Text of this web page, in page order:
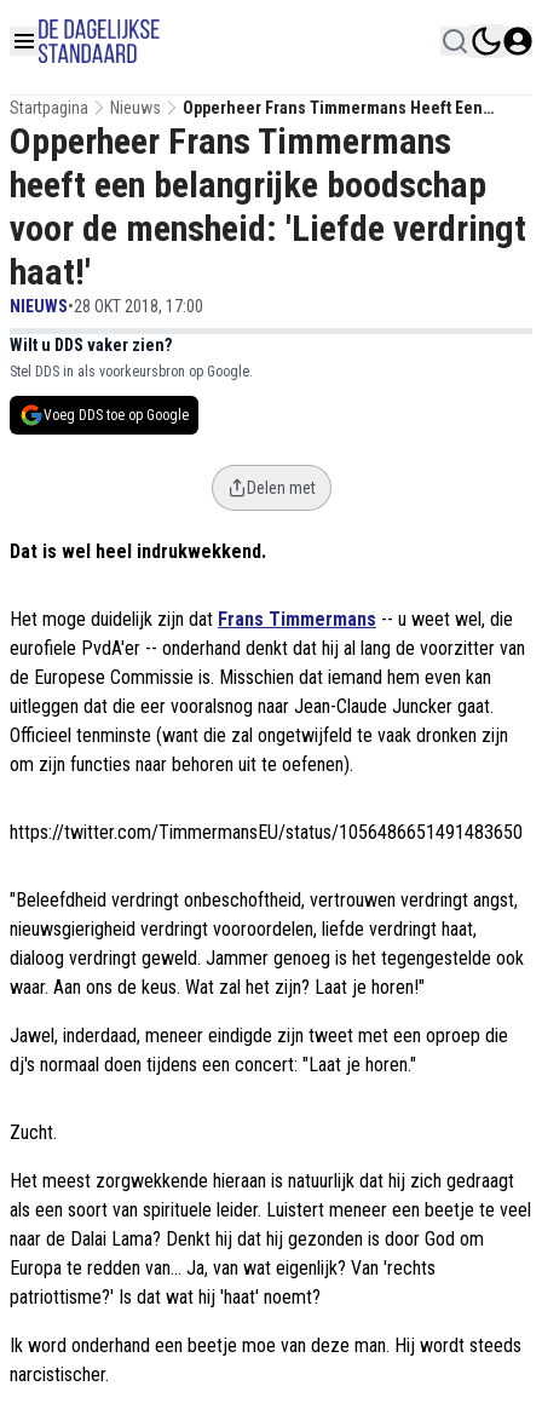
Startpagina Nieuws
Opperheer Frans Timmermans Heeft Een
Belangrijke Boodschap Voor De Mensheid:
'Liefde Verdringt Haat!'
Opperheer Frans Timmermans
heeft een belangrijke boodschap
voor de mensheid: 'Liefde verdringt
haat!'
NIEUWS•28 OKT 2018, 17:00
Wilt u DDS vaker zien?
Stel DDS in als voorkeursbron op Google.
Voeg DDS toe op Google
Delen met
Dat is wel heel indrukwekkend.
Het moge duidelijk zijn dat Frans Timmermans -- u weet wel, die
eurofiele PvdA'er -- onderhand denkt dat hij al lang de voorzitter van
de Europese Commissie is. Misschien dat iemand hem even kan
uitleggen dat die eer vooralsnog naar Jean-Claude Juncker gaat.
Officieel tenminste (want die zal ongetwijfeld te vaak dronken zijn
om zijn functies naar behoren uit te oefenen).
https://twitter.com/TimmermansEU/status/1056486651491483650
"Beleefdheid verdringt onbeschoftheid, vertrouwen verdringt angst,
nieuwsgierigheid verdringt vooroordelen, liefde verdringt haat,
dialoog verdringt geweld. Jammer genoeg is het tegengestelde ook
waar. Aan ons de keus. Wat zal het zijn? Laat je horen!"
Jawel, inderdaad, meneer eindigde zijn tweet met een oproep die
dj's normaal doen tijdens een concert: "Laat je horen."
Zucht.
Het meest zorgwekkende hieraan is natuurlijk dat hij zich gedraagt
als een soort van spirituele leider. Luistert meneer een beetje te veel
naar de Dalai Lama? Denkt hij dat hij gezonden is door God om
Europa te redden van... Ja, van wat eigenlijk? Van 'rechts
patriottisme?' Is dat wat hij 'haat' noemt?
Ik word onderhand een beetje moe van deze man. Hij wordt steeds
narcistischer.